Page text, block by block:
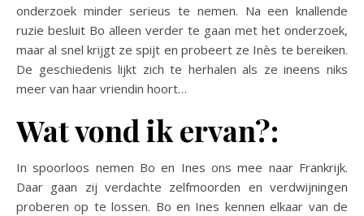
onderzoek minder serieus te nemen. Na een knallende
ruzie besluit Bo alleen verder te gaan met het onderzoek,
maar al snel krijgt ze spijt en probeert ze Inès te bereiken.
De geschiedenis lijkt zich te herhalen als ze ineens niks
meer van haar vriendin hoort…
Wat vond ik ervan?:
In spoorloos nemen Bo en Ines ons mee naar Frankrijk.
Daar gaan zij verdachte zelfmoorden en verdwijningen
proberen op te lossen. Bo en Ines kennen elkaar van de